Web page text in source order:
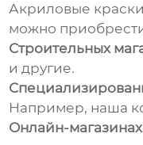
Акриловые
можно
Строительных
и другие.
Например, наша
Онлайн-